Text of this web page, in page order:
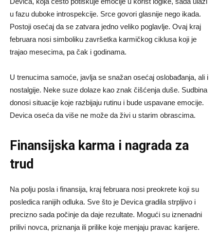
u fazu duboke introspekcije. Srce govori glasnije nego ikada.
Postoji osećaj da se zatvara jedno veliko poglavlje. Ovaj kraj
februara nosi simboliku završetka karmičkog ciklusa koji je
trajao mesecima, pa čak i godinama.
U trenucima samoće, javlja se snažan osećaj oslobađanja, ali i
nostalgije. Neke suze dolaze kao znak čišćenja duše. Sudbina
donosi situacije koje razbijaju rutinu i bude uspavane emocije.
Devica oseća da više ne može da živi u starim obrascima.
Finansijska karma i nagrada za
trud
Na polju posla i finansija, kraj februara nosi preokrete koji su
posledica ranijih odluka. Sve što je Devica gradila strpljivo i
precizno sada počinje da daje rezultate. Mogući su iznenadni
prilivi novca, priznanja ili prilike koje menjaju pravac karijere.